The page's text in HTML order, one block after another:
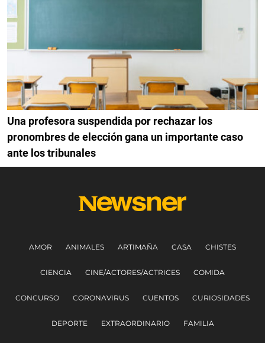
Una profesora suspendida por rechazar los
pronombres de elección gana un importante caso
ante los tribunales
AMOR ANIMALES ARTIMAÑA CASA CHISTES
CIENCIA CINE/ACTORES/ACTRICES COMIDA
CONCURSO CORONAVIRUS CUENTOS CURIOSIDADES
DEPORTE EXTRAORDINARIO FAMILIA